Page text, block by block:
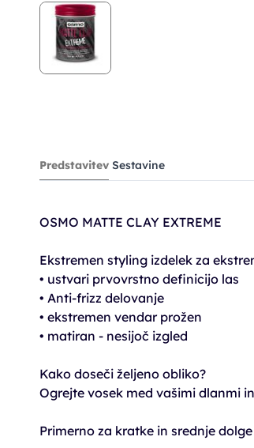
Predstavitev Sestavine
OSMO MATTE CLAY EXTREME
Ekstremen styling izdelek za
• ustvari prvovrstno definicijo las
• Anti-frizz delovanje
• ekstremen vendar prožen
• matiran - nesijoč izgled
Kako doseči željeno obliko?
Ogrejte vosek med vašimi dlanmi
Primerno za kratke in srednje